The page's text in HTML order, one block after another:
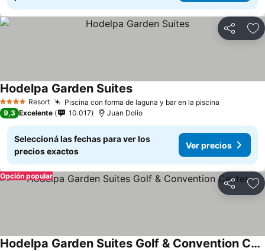
Compartir
4 EstrellasResort Piscina con forma de laguna y bar en la piscina
Hodelpa Garden Suites
9,3 Excelente 10.017 Juan Dolio
Seleccioná las fechas para ver los
precios exactos
Ver precios
Compartir
Opción popular
Hodelpa Garden Suites Golf & Convention Center